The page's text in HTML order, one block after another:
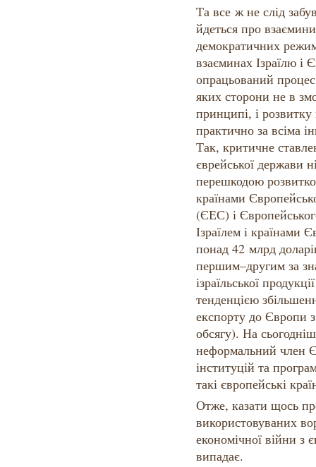
Та все ж не слід
йдеться про
демократичних
взаєминах Ізраїлю і
опрацьований
яких сторони не в
принципі, і
практично за всіма
Так, критичне
єврейської держави
перешкодою
країнами
(ЄЕС) і
Ізраїлем і країнами
понад 42 млрд
першим–другим за
ізраїльської
тенденцією
експорту до Європи
обсягу). На
неформальний член
інституцій та
такі європейські
Отже, казати щось
використовуваних
економічної війни з
випадає.